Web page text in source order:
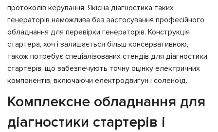
протоколів керування. Якісна діагностика таких
генераторів неможлива без застосування професійного
обладнання для перевірки генераторів. Конструкція
стартера, хоч і залишається більш консервативною,
також потребує спеціалізованих стендів для діагностики
стартерів, що забезпечують точну оцінку електричних
компонентів, включаючи електродвигун і соленоїд.
Комплексне обладнання для
діагностики стартерів і